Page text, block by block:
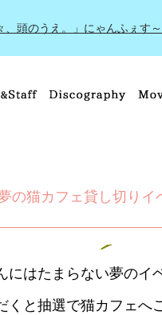
。」にゃんふぇす～秋のにゃんこ祭
猫カフェ貸し切りイ
はたまらない夢のイ
と抽選で猫カフェへ